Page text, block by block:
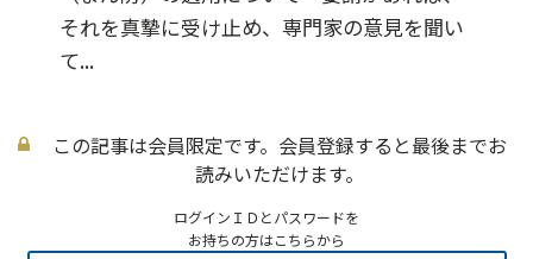
それを真摯に受け止め、専門家の意見を聞い
て...
この記事は会員限定です。会員登録すると最後までお
読みいただけます。
ログインＩＤとパスワードを
お持ちの方はこちらから